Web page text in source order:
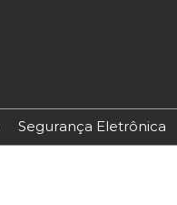
Segurança Eletrônica